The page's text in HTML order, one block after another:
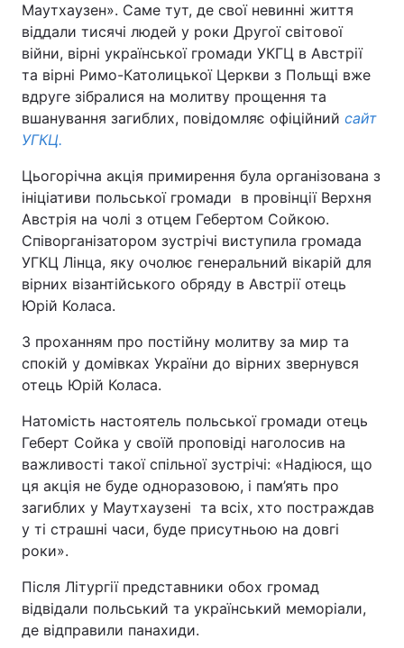
Маутхаузен». Саме тут, де свої невинні життя
віддали тисячі людей у роки Другої світової
війни, вірні української громади УКГЦ в Австрії
та вірні Римо-Католицької Церкви з Польщі вже
вдруге зібралися на молитву прощення та
вшанування загиблих, повідомляє офіційний сайт
УГКЦ.
Цьогорічна акція примирення була організована з
ініціативи польської громади в провінції Верхня
Австрія на чолі з отцем Гебертом Сойкою.
Співорганізатором зустрічі виступила громада
УГКЦ Лінца, яку очолює генеральний вікарій для
вірних візантійського обряду в Австрії отець
Юрій Коласа.
З проханням про постійну молитву за мир та
спокій у домівках України до вірних звернувся
отець Юрій Коласа.
Натомість настоятель польської громади отець
Геберт Сойка у своїй проповіді наголосив на
важливості такої спільної зустрічі: «Надіюся, що
ця акція не буде одноразовою, і пам’ять про
загиблих у Маутхаузені та всіх, хто постраждав
у ті страшні часи, буде присутньою на довгі
роки».
Після Літургії представники обох громад
відвідали польський та український меморіали,
де відправили панахиди.